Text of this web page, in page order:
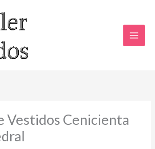
Vestidos Cenicienta